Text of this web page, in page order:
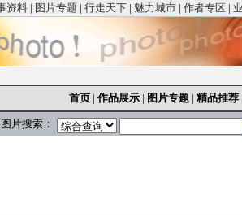
资料 | 图片专题 | 行走天下 | 魅力城市 | 作者专区 |
首页 | 作品展示 | 图片专题 | 精品推荐
片搜索：